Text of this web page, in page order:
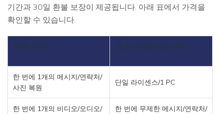
기간과 30일 환불 보장이 제공됩니다. 아래 표에서 가격을
확인할 수 있습니다.
무료 버전 프로 버전 $39.95
한 번에 1개의 메시지/연락처/
사진 복원
단일 라이센스/1 PC
한 번에 1개의 비디오/오디오/
한 번에 무제한 메시지/연락처/